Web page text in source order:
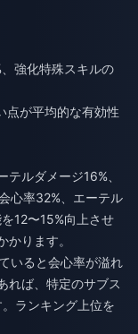
強化特殊スキルの
点が平均的な有効性
ルダメージ16%、
心率32%、エーテル
12〜15%向上させ
ります。
いると会心率が溢れ
れば、特定のサブス
ランキング上位を